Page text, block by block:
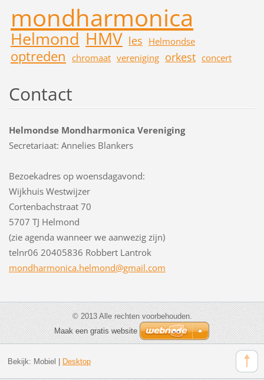
mondharmonica
Helmond HMV les Helmondse
optreden chromaat vereniging orkest concert
Contact
Helmondse Mondharmonica Vereniging
Secretariaat: Annelies Blankers
Bezoekadres op woensdagavond:
Wijkhuis Westwijzer
Cortenbachstraat 70
5707 TJ Helmond
(zie agenda wanneer we aanwezig zijn)
telnr06 20405836 Robbert Lantrok
mondharmonica.helmond@gmail.com
© 2013 Alle rechten voorbehouden.
Maak een gratis website
Bekijk: Mobiel Desktop